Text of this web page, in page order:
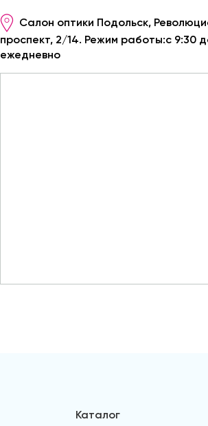
Салон оптики Подольск,
проспект, 2/14. Режим работы:с 9:30
ежедневно
Каталог